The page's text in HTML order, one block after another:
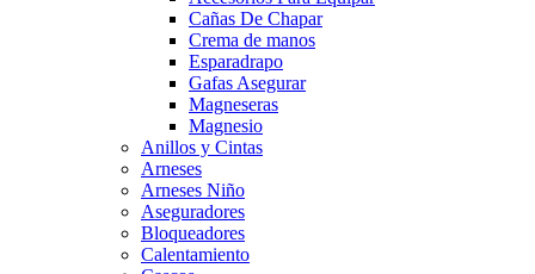
Cañas De Chapar
Crema de manos
Esparadrapo
Gafas Asegurar
Magneseras
Magnesio
Anillos y Cintas
Arneses
Arneses Niño
Aseguradores
Bloqueadores
Calentamiento